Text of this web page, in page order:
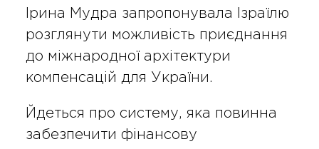
Ірина Мудра запропонувала Ізраїлю
розглянути можливість приєднання
до міжнародної архітектури
компенсацій для України.
Йдеться про систему, яка повинна
забезпечити фінансову